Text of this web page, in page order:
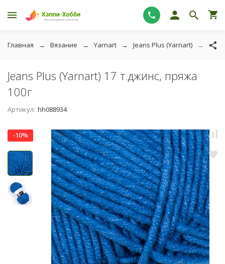
Главная Вязание Yarnart Jeans Plus (Yarnart)
Jeans Plus (Yarnart) 17 т.джинс, пряжа
100г
Артикул: hh088934
-10%